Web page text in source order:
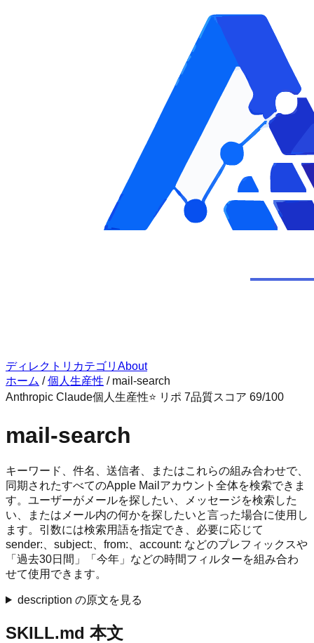
ディレクトリ カテゴリ About
ホーム / 個人生産性 / mail-search
Anthropic Claude個人生産性⭐ リポ 7品質スコア 69/100
mail-search
キーワード、件名、送信者、またはこれらの組み合わせで、
同期されたすべてのApple Mailアカウント全体を検索できま
す。ユーザーがメールを探したい、メッセージを検索した
い、またはメール内の何かを探したいと言った場合に使用し
ます。引数には検索用語を指定でき、必要に応じて
sender:、subject:、from:、account: などのプレフィックスや
「過去30日間」「今年」などの時間フィルターを組み合わ
せて使用できます。
description の原文を見る
SKILL.md 本文